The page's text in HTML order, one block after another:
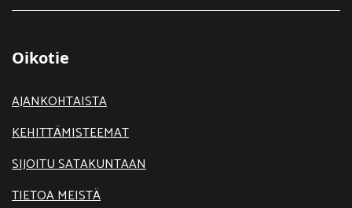
Oikotie
AJANKOHTAISTA
KEHITTÄMISTEEMAT
SIJOITU SATAKUNTAAN
TIETOA MEISTÄ